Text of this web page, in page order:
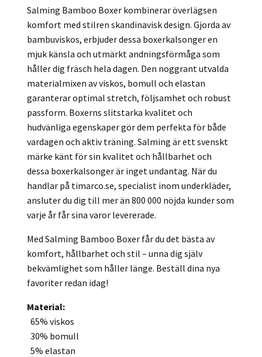
Salming Bamboo Boxer kombinerar överlägsen
komfort med stilren skandinavisk design. Gjorda av
bambuviskos, erbjuder dessa boxerkalsonger en
mjuk känsla och utmärkt andningsförmåga som
håller dig fräsch hela dagen. Den noggrant utvalda
materialmixen av viskos, bomull och elastan
garanterar optimal stretch, följsamhet och robust
passform. Boxerns slitstarka kvalitet och
hudvänliga egenskaper gör dem perfekta för både
vardagen och aktiv träning. Salming är ett svenskt
märke känt för sin kvalitet och hållbarhet och
dessa boxerkalsonger är inget undantag. När du
handlar på timarco.se, specialist inom underkläder,
ansluter du dig till mer än 800 000 nöjda kunder som
varje år får sina varor levererade.
Med Salming Bamboo Boxer får du det bästa av
komfort, hållbarhet och stil – unna dig själv
bekvämlighet som håller länge. Beställ dina nya
favoriter redan idag!
Material:
65% viskos
30% bomull
5% elastan